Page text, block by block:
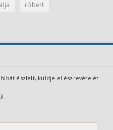
róbert
észlelt, küldje el észrevételét